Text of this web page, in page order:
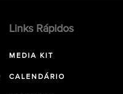
Links Rápidos
MEDIA KIT
CALENDÁRIO